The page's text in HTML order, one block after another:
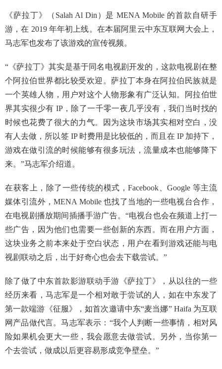
《萨拉丁》（Salah Al Din）是 MENA Mobile 的首款自研手
游，在 2019 年年初上线。在本届阿里云中东互联网大会上，
马志军也发布了该游戏的宣传视频。
“《萨拉丁》其实是基于同名电视剧开发的，这款电视剧在整
个阿拉伯世界都比较受欢迎。萨拉丁本身在阿拉伯民族就是
一个英雄人物，用户对这个人物形象有广泛认知。阿拉伯世
界其实很少有 IP，除了一千零一夜几乎没有，我们当时找的
时候也花费了很大的力气。因为这块市场其实相对空白，没
有人去做，所以签 IP 时费用是比较低的，而且在 IP 加持下，
游戏在做引流的时候能够有很多玩法，流量成本也能够降下
来。”马志军介绍道。
在获客上，除了一些传统的模式，Facebook、Google 等主流
媒体引流外，MENA Mobile 也找了当地的一些电视台合作，
在电视剧播放期间插播手游广告。“电视台也会在频道上打一
些广告，因为他们也需要一些创新的东西。而在用户方面，
这块业务之前本来处于空白状态，用户在看到游戏还能与电
视剧联动之后，出于好奇心也会去下载尝试。”
除了做了中东首款影游联动手游《萨拉丁》，从以往的一些
经历来看，马志军是一个相对敢于尝试的人，如在中东发了
第一款端游《征服》，如首次邀请中东“麦当娜” Haifa 为互联
网产品做代言。马志军表示：“我个人判断一些事情，相对风
险如果机会更大一些，我会愿意去做尝试。另外，当你第一
个去尝试，做成以后更容易形成竞争壁垒。”